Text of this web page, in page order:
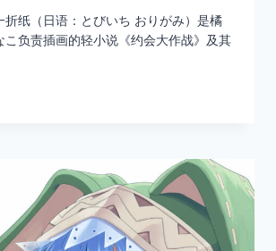
折纸（日语：とびいち おりがみ）是橘
こ负责插画的轻小说《约会大作战》及其